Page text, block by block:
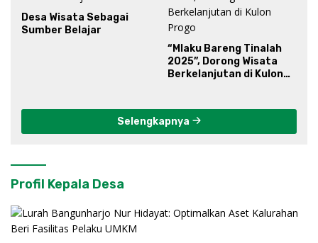
Desa Wisata Sebagai
Sumber Belajar
“Mlaku Bareng Tinalah
2025”, Dorong Wisata
Berkelanjutan di Kulon
Selengkapnya
Profil Kepala Desa